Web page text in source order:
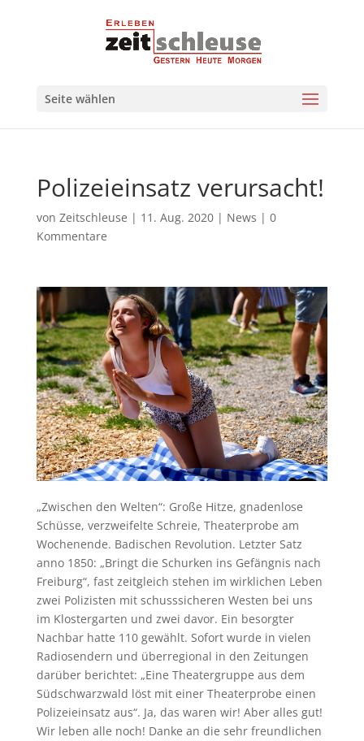
Seite wählen
Polizeieinsatz verursacht!
von Zeitschleuse | 11. Aug. 2020| News | 0
Kommentare
„Zwischen den Welten“: Große Hitze, gnadenlose
Schüsse, verzweifelte Schreie, Theaterprobe am
Wochenende. Badischen Revolution. Letzter Satz
anno 1850: „Bringt die Schurken ins Gefängnis nach
Freiburg“, fast zeitgleich stehen im wirklichen Leben
zwei Polizisten mit schusssicheren Westen bei uns
im Klostergarten und zwei davor. Ein besorgter
Nachbar hatte 110 gewählt. Sofort wurde in vielen
Radiosendern und überregional in den Zeitungen
darüber berichtet: „Eine Theatergruppe aus dem
Südschwarzwald löst mit einer Theaterprobe einen
Polizeieinsatz aus“. Ja, das waren wir! Aber alles gut!
Wir leben alle noch! Danke an die sehr freundlichen